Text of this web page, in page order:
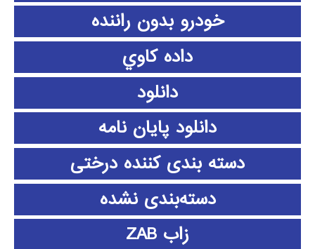
خودرو بدون راننده
داده كاوي
دانلود
دانلود پايان نامه
دسته بندی کننده درختی
دسته‌بندی نشده
زاب ZAB